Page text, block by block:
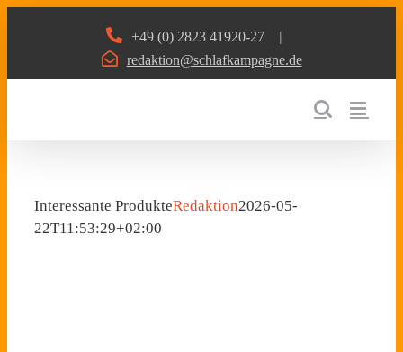
+49 (0) 2823 41920-27
|
redaktion@schlafkampagne.de
Interessante ProdukteRedaktion2026-05-
22T11:53:29+02:00